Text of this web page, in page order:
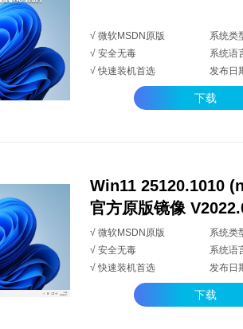
√ 微软MSDN原版
系统类
√ 安全无毒
系统语
√ 快速装机首选
发布日
下载
Win11 25120.1010
官方原版镜像
√ 微软MSDN原版
系统类
√ 安全无毒
系统语
√ 快速装机首选
发布日
下载